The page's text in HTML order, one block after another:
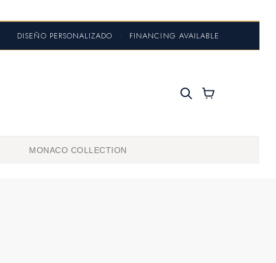
• DISEÑO PERSONALIZADO • FINANCING AVAILABLE
MONACO COLLECTION